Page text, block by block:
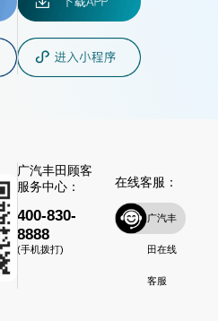
广汽丰田顾客
服务中心：
400-830-
8888
(手机拨打)
在线客服：
广汽丰
田在线
客服